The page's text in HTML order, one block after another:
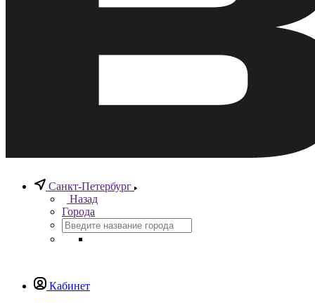
Санкт-Петербург
Назад
Города
Кабинет